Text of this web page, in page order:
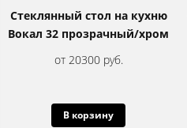
Стеклянный стол на кухню
Вокал 32 прозрачный/хром
от 20300 руб.
В корзину